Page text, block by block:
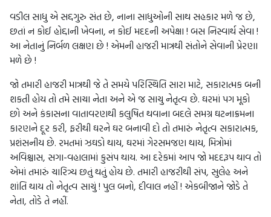
વડીલ સાધુ એ સદ્દગુરુ સંત છે, નાના સાધુઓની સાથ સહકાર મળે જ છે,
છતાં ન કોઈ હોદ્દાની ખેવના, ન કોઈ મદદની અપેક્ષા ! બસ નિસ્વાર્થ સેવા !
આ નેતાનું નિર્બળ લક્ષણ છે ! એમની હાજરી માત્રથી સંતોને સેવાની પ્રેરણા
મળે છે !
જો તમારી હાજરી માત્રથી જે તે સમયે પરિસ્થિતિ સારા માટે, સકારાત્મક બની
શકતી હોય તો તમે સાચા નેતા અને એ જ સાચુ નેતૃત્વ છે. ઘરમાં પગ મૂકો
છો અને કંકાસના વાતાવરણથી કલુષિત થવાના બદલે સમગ્ર ઘટનાક્રમના
કારણને દૂર કરી, ફરીથી ઘરને ઘર બનાવી દો તો તમારું નેતૃત્વ સકારાત્મક,
પ્રશંસનીય છે. રમતમાં ઝઘડો થાય, ઘરમાં ગેરસમજણ થાય, મિત્રોમાં
અવિશ્ચાસ, સગા-વહાલામાં કુસંપ થાય. આ દરેકમાં આપ જો મદદરૂપ થાવ તો
એમાં તમારું ચારિત્ર્ય છતું થતું હોય છે. તમારી હાજરીથી સંપ, સુલેહ અને
શાંતિ થાય તો નેતૃત્વ સાચું ! પુલ બનો, દીવાલ નહીં ! એકબીજાને જોડે તે
નેતા, તોડે તે નહીં.